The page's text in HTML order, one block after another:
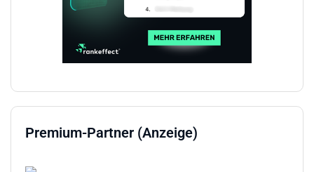
Premium-Partner (Anzeige)